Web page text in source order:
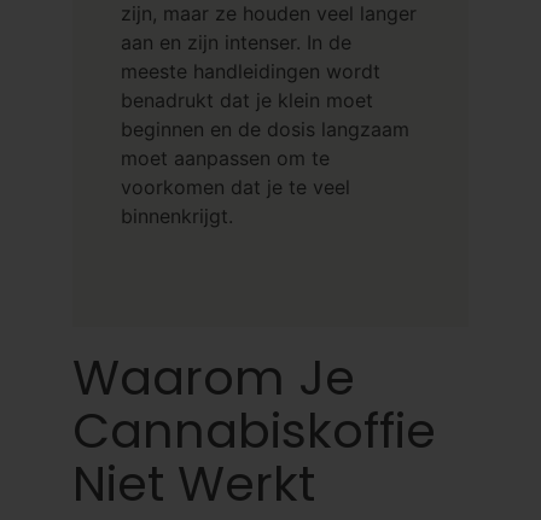
zijn, maar ze houden veel langer
aan en zijn intenser. In de
meeste handleidingen wordt
benadrukt dat je klein moet
beginnen en de dosis langzaam
moet aanpassen om te
voorkomen dat je te veel
binnenkrijgt.
Waarom Je
Cannabiskoffie
Niet Werkt